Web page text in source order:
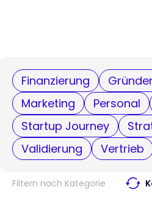
Finanzierung
Marketing
Personal
Startup Journey
Validierung
Vertrieb
Filtern nach Kategorie